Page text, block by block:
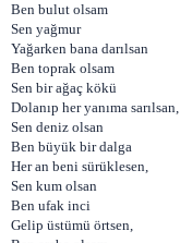
Ben bulut olsam
Sen yağmur
Yağarken bana darılsan
Ben toprak olsam
Sen bir ağaç kökü
Dolanıp her yanıma sarılsan,
Sen deniz olsan
Ben büyük bir dalga
Her an beni sürüklesen,
Sen kum olsan
Ben ufak inci
Gelip üstümü örtsen,